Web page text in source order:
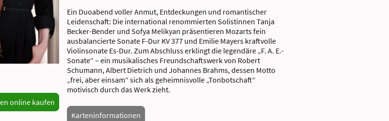
online kaufen
Ein Duoabend voller Anmut, Entdeckungen und romantischer
Leidenschaft: Die international renommierten Solistinnen Tanja
Becker-Bender und Sofya Melikyan präsentieren Mozarts fein
ausbalancierte Sonate F-Dur KV 377 und Emilie Mayers kraftvolle
Violinsonate Es-Dur. Zum Abschluss erklingt die legendäre „F. A. E.-
Sonate“ – ein musikalisches Freundschaftswerk von Robert
Schumann, Albert Dietrich und Johannes Brahms, dessen Motto
„frei, aber einsam“ sich als geheimnisvolle „Tonbotschaft“
motivisch durch das Werk zieht.
Karteninformationen